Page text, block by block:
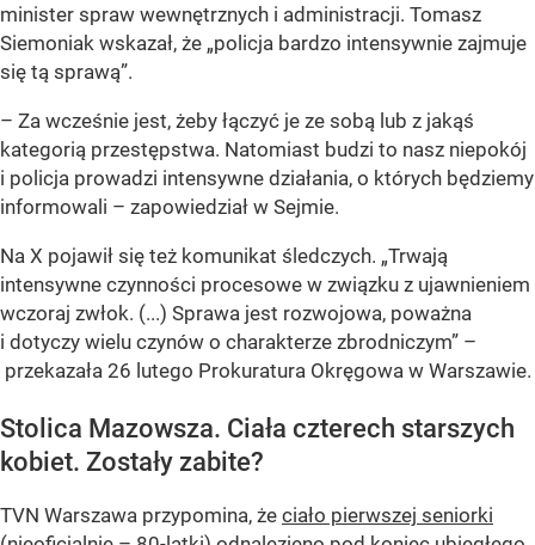
minister spraw wewnętrznych i administracji. Tomasz
Siemoniak wskazał, że „policja bardzo intensywnie zajmuje
się tą sprawą”.
– Za wcześnie jest, żeby łączyć je ze sobą lub z jakąś
kategorią przestępstwa. Natomiast budzi to nasz niepokój
i policja prowadzi intensywne działania, o których będziemy
informowali – zapowiedział w Sejmie.
Na X pojawił się też komunikat śledczych. „Trwają
intensywne czynności procesowe w związku z ujawnieniem
wczoraj zwłok. (...) Sprawa jest rozwojowa, poważna
i dotyczy wielu czynów o charakterze zbrodniczym” –
przekazała 26 lutego Prokuratura Okręgowa w Warszawie.
Stolica Mazowsza. Ciała czterech starszych
kobiet. Zostały zabite?
TVN Warszawa przypomina, że ciało pierwszej seniorki